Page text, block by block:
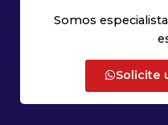
Somos
Solicite